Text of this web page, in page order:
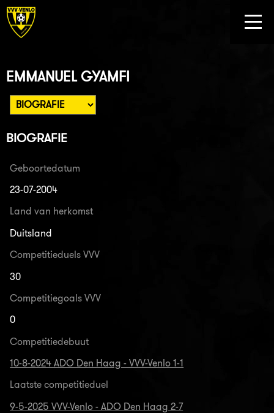
EMMANUEL GYAMFI
BIOGRAFIE
Geboortedatum
23-07-2004
Land van herkomst
Duitsland
Competitieduels VVV
30
Competitiegoals VVV
0
Competitiedebuut
10-8-2024 ADO Den Haag - VVV-Venlo 1-1
Laatste competitieduel
9-5-2025 VVV-Venlo - ADO Den Haag 2-7